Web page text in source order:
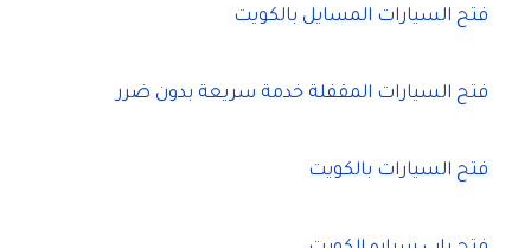
فتح السيارات المسايل بالكويت
فتح السيارات المقفلة خدمة سريعة بدون ضرر
فتح السيارات بالكويت